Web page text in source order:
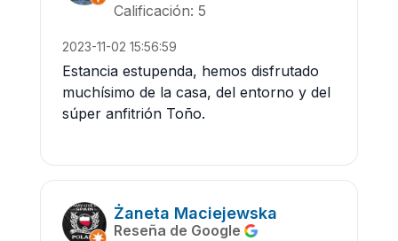
Calificación: 5
2023-11-02 15:56:59
Estancia estupenda, hemos disfrutado
muchísimo de la casa, del entorno y del
súper anfitrión Toño.
Żaneta Maciejewska
Reseña de Google